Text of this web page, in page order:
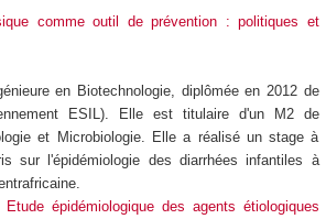
comme outil de prévention : politiques et
en Biotechnologie, diplômée en 2012 de
ESIL). Elle est titulaire d'un M2 de
et Microbiologie. Elle a réalisé un stage à
sur l'épidémiologie des diarrhées infantiles à
épidémiologique des agents étiologiques